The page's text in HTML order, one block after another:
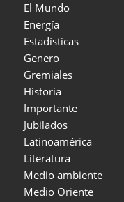
El Mundo
Energía
Estadísticas
Genero
Gremiales
Historia
Importante
Jubilados
Latinoamérica
Literatura
Medio ambiente
Medio Oriente